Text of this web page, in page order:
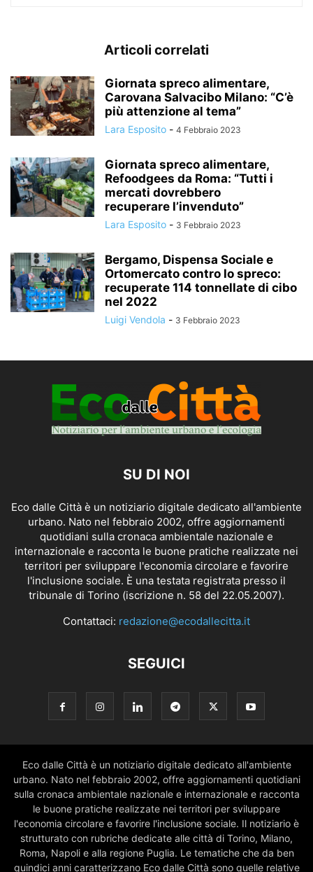
Articoli correlati
Giornata spreco alimentare,
Carovana Salvacibo Milano: “C’è
più attenzione al tema”
Lara Esposito - 4 Febbraio 2023
Giornata spreco alimentare,
Refoodgees da Roma: “Tutti i
mercati dovrebbero
recuperare l’invenduto”
Lara Esposito - 3 Febbraio 2023
Bergamo, Dispensa Sociale e
Ortomercato contro lo spreco:
recuperate 114 tonnellate di cibo
nel 2022
Luigi Vendola - 3 Febbraio 2023
SU DI NOI
Eco dalle Città è un notiziario digitale dedicato all'ambiente
urbano. Nato nel febbraio 2002, offre aggiornamenti
quotidiani sulla cronaca ambientale nazionale e
internazionale e racconta le buone pratiche realizzate nei
territori per sviluppare l'economia circolare e favorire
l'inclusione sociale. È una testata registrata presso il
tribunale di Torino (iscrizione n. 58 del 22.05.2007).
Contattaci: redazione@ecodallecitta.it
SEGUICI
Eco dalle Città è un notiziario digitale dedicato all'ambiente
urbano. Nato nel febbraio 2002, offre aggiornamenti quotidiani
sulla cronaca ambientale nazionale e internazionale e racconta
le buone pratiche realizzate nei territori per sviluppare
l'economia circolare e favorire l'inclusione sociale. Il notiziario è
strutturato con rubriche dedicate alle città di Torino, Milano,
Roma, Napoli e alla regione Puglia. Le tematiche che da ben
quindici anni caratterizzano Eco dalle Città sono quelle relative